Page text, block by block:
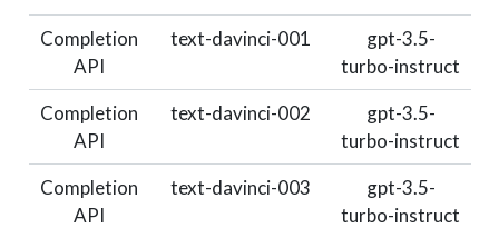
Completion
API
text-davinci-001
gpt-3.5-
turbo-instruct
Completion
API
text-davinci-002
gpt-3.5-
turbo-instruct
Completion
API
text-davinci-003
gpt-3.5-
turbo-instruct